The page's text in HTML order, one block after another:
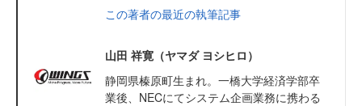
この著者の最近の執筆記事
山田 祥寛（ヤマダ ヨシヒロ）
静岡県榛原町生まれ。一橋大学経済学部卒
業後、NECにてシステム企画業務に携わる